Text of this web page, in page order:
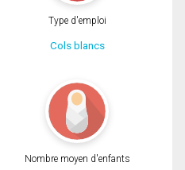
Type d'emploi
Cols blancs
Nombre moyen d'enfants